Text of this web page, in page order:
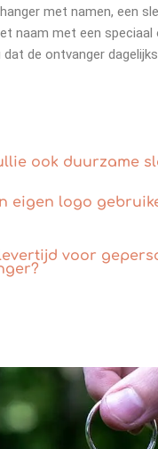
met namen, een
naam met een
dat de ontvanger
ook duurzame
eigen logo
voor